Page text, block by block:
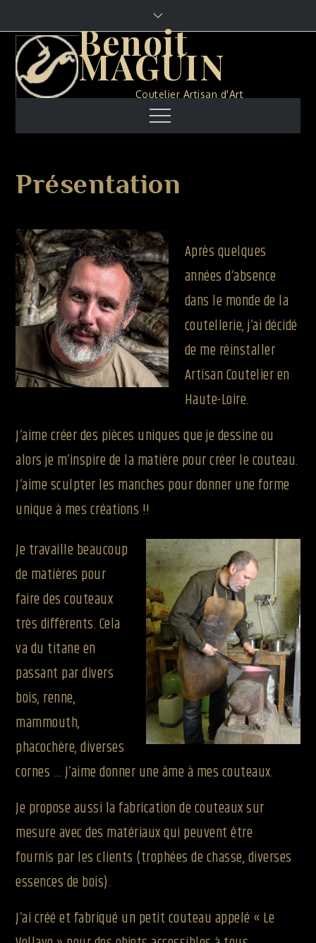
content
Benoit
MAGUIN
Coutelier Artisan d'Art
Menu
Présentation
Après quelques
années d’absence
dans le monde de la
coutellerie, j’ai décidé
de me réinstaller
Artisan Coutelier en
Haute-Loire.
J’aime créer des pièces uniques que je dessine ou
alors je m’inspire de la matière pour créer le couteau.
J’aime sculpter les manches pour donner une forme
unique à mes créations !!
Je travaille beaucoup
de matières pour
faire des couteaux
très différents. Cela
va du titane en
passant par divers
bois, renne,
mammouth,
phacochère, diverses
cornes … J’aime donner une âme à mes couteaux.
Je propose aussi la fabrication de couteaux sur
mesure avec des matériaux qui peuvent être
fournis par les clients (trophées de chasse, diverses
essences de bois).
J’ai créé et fabriqué un petit couteau appelé « Le